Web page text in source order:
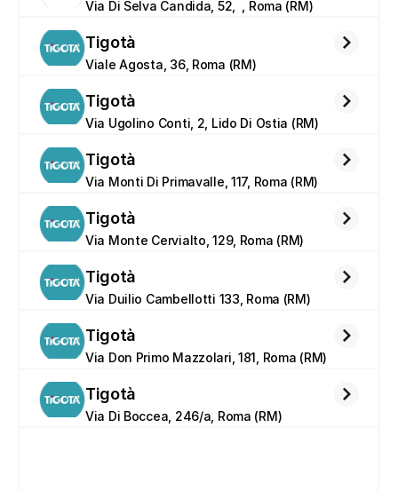
Via Di Selva Candida, 52,  , Roma (RM)
Tigotà
Viale Agosta, 36, Roma (RM)
Tigotà
Via Ugolino Conti, 2, Lido Di Ostia (RM)
Tigotà
Via Monti Di Primavalle, 117, Roma (RM)
Tigotà
Via Monte Cervialto, 129, Roma (RM)
Tigotà
Via Duilio Cambellotti 133, Roma (RM)
Tigotà
Via Don Primo Mazzolari, 181, Roma (RM)
Tigotà
Via Di Boccea, 246/a, Roma (RM)